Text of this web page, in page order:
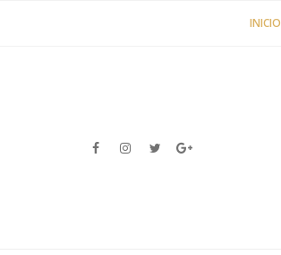
INICIO